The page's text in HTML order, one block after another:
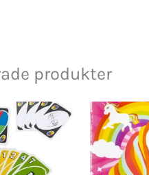
produkter